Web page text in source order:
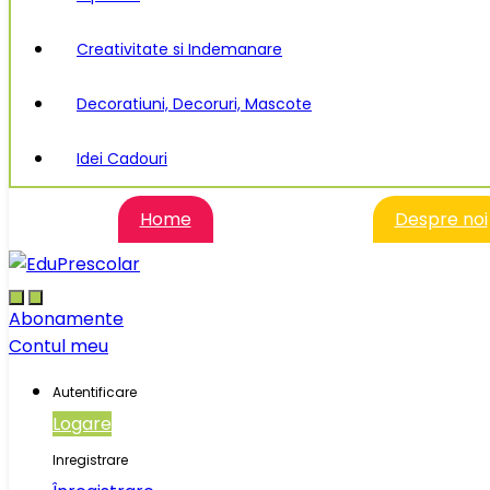
Creativitate si Indemanare
Decoratiuni, Decoruri, Mascote
Idei Cadouri
Home Despre noi
Abonamente
Contul meu
Autentificare
Logare
Inregistrare